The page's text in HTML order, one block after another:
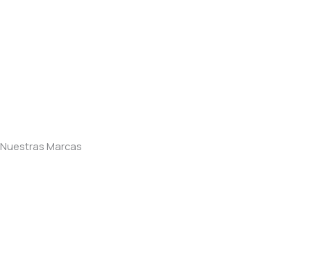
Nuestras Marcas